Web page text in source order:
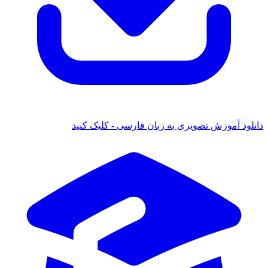
آموزش تصویری به زبان فارسی - کلیک کنید